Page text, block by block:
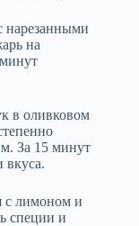
нарезанными
на
в оливковом
За 15 минут
вкуса.
с лимоном и
специи и